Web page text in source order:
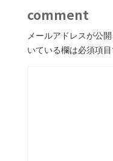
comment
メールアドレスが公
いている欄は必須項